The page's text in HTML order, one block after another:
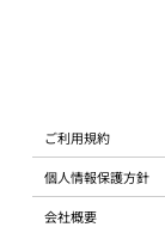
ご利用規約
個人情報保護方針
会社概要